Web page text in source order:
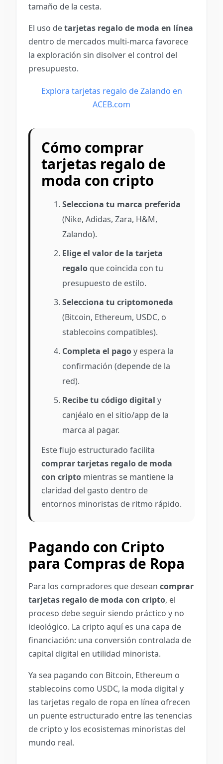
tamaño de la cesta.
El uso detarjetas regalo de moda en línea
dentro de mercados multi-marca favorece
la exploración sin disolver el control del
presupuesto.
Explora tarjetas regalo de Zalando en
ACEB.com
Cómo comprar
tarjetas regalo de
moda con cripto
Selecciona tu marca preferida
(Nike, Adidas, Zara, H&M,
Zalando).
Elige el valor de la tarjeta
regalo que coincida con tu
presupuesto de estilo.
Selecciona tu criptomoneda
(Bitcoin, Ethereum, USDC, o
stablecoins compatibles).
Completa el pagoy espera la
confirmación (depende de la
red).
Recibe tu código digital y
canjéalo en el sitio/app de la
marca al pagar.
Este flujo estructurado facilita
comprar tarjetas regalo de moda
con cripto mientras se mantiene la
claridad del gasto dentro de
entornos minoristas de ritmo rápido.
Pagando con Cripto
para Compras de Ropa
Para los compradores que desean comprar
tarjetas regalo de moda con cripto, el
proceso debe seguir siendo práctico y no
ideológico. La cripto aquí es una capa de
financiación: una conversión controlada de
capital digital en utilidad minorista.
Ya sea pagando con Bitcoin, Ethereum o
stablecoins como USDC, la moda digital y
las tarjetas regalo de ropa en línea ofrecen
un puente estructurado entre las tenencias
de cripto y los ecosistemas minoristas del
mundo real.